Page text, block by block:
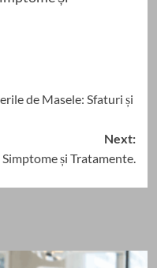
de Masele: Sfaturi și
Next:
și Tratamente.